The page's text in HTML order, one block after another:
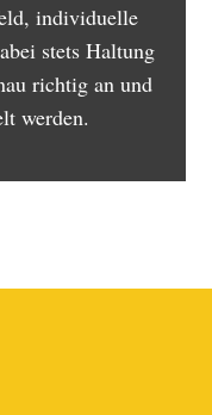
individuelle
stets Haltung
richtig an und
werden.